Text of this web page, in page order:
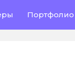
Портфолио